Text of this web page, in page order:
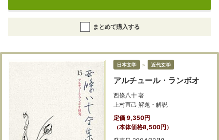
まとめて購入する
日本文学 ＞ 近代文学
アルチュール・ランボオ
西條八十 著
上村直己 解題・解説
定価 9,350円
（本体価格8,500円）